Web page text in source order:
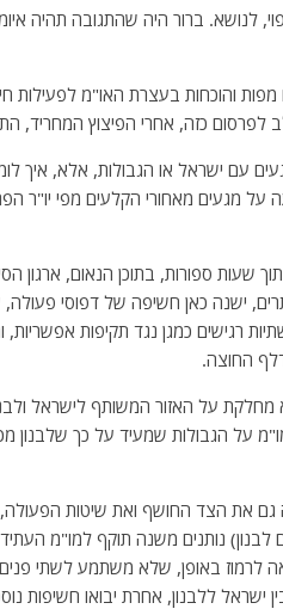
כצפוי, לנושא. ברור היה שהתגובה תהיה
מפרסם מפות והוכחות בעצרת האו"מ
עם ישראל או הגבולות, אלא, איך
מגעים מאחורי הקלעים מפי יו"ר
שעות ספורות, בתוכן הנאום, ארגון
ישנה כאן חשיפה של דפוסי
רגישים כמגן נגד תקיפות
החוצה.
על האזור המשותף לישראל
על הגבולות שמעיד על כך שלבנון
גם את הצד החושף ואת שיטות
נותנים משנה תוקף למו"מ
לרמוז באופן, שלא משתמע לשתי
ישראל ללבנון, אחרת יבואו חשיפות